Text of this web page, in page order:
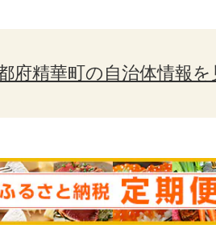
府精華町の自治体情報を